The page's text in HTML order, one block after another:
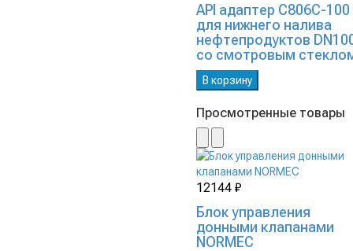
API адаптер C806C-100
для нижнего налива
нефтепродуктов
со смотровым
В корзину
Просмотренные товары
12144 ₽
Блок управления
донными клапанами
NORMEC